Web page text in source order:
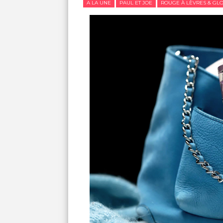
A LA UNE PAUL ET JOE ROUGE À LÈVRES &